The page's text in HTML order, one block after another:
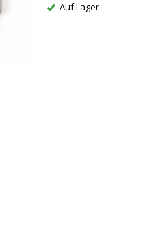
Auf Lager